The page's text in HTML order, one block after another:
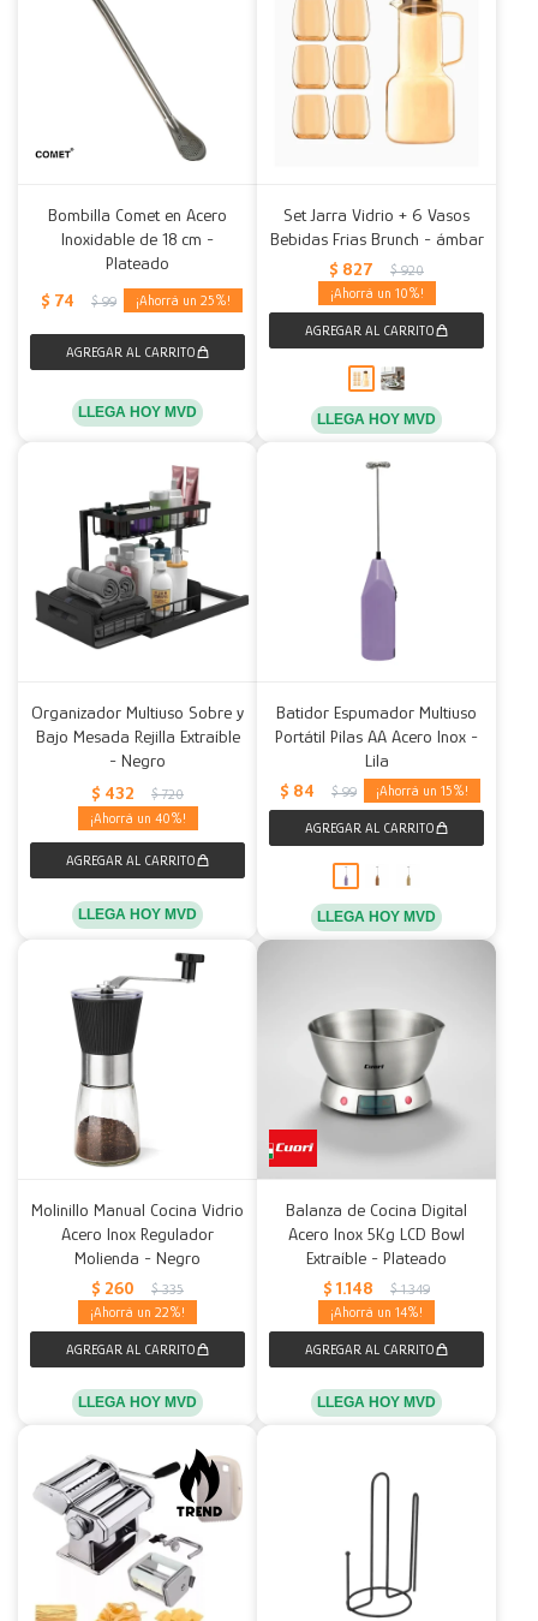
Bombilla Comet en Acero
Inoxidable de 18 cm -
Plateado
$ 74 $ 99 25
LLEGA HOY MVD
Set Jarra Vidrio + 6 Vasos
Bebidas Frias Brunch - ámbar
$ 827 $ 920
10
LLEGA HOY MVD
Organizador Multiuso Sobre y
Bajo Mesada Rejilla Extraíble
- Negro
$ 432 $ 720
40
LLEGA HOY MVD
Batidor Espumador Multiuso
Portátil Pilas AA Acero Inox -
Lila
$ 84 $ 99 15
LLEGA HOY MVD
Molinillo Manual Cocina Vidrio
Acero Inox Regulador
Molienda - Negro
$ 260 $ 335
22
LLEGA HOY MVD
Balanza de Cocina Digital
Acero Inox 5Kg LCD Bowl
Extraíble - Plateado
$ 1.148 $ 1.349
14
LLEGA HOY MVD